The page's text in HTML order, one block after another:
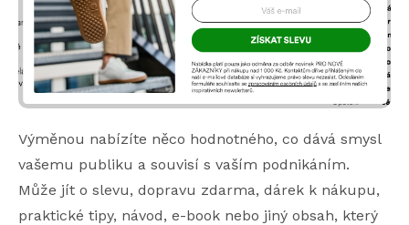
Výměnou nabízíte něco hodnotného, co dává smysl
vašemu publiku a souvisí s vaším podnikáním.
Může jít o slevu, dopravu zdarma, dárek k nákupu,
praktické tipy, návod, e-book nebo jiný obsah, který